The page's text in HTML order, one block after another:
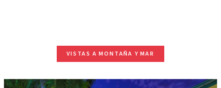
VISTAS A MONTAÑA Y MAR